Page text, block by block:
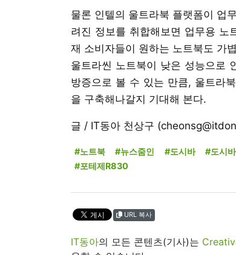
물론 인텔의 울트라북 플랫폼이 업
려진 정보를 취합해보면 업무용 노
재 소비자들이 원하는 노트북도 가
울트라씬 노트북이 낮은 성능으로
방증으로 볼 수 있는 만큼, 울트라
을 구축해나갈지 기대해 본다.
글 / IT동아 천상구
#노트북 #뉴스줌인 #도시바 #도시
#포테제R830
URL 복사
IT동아의 모든 콘텐츠(기사)는